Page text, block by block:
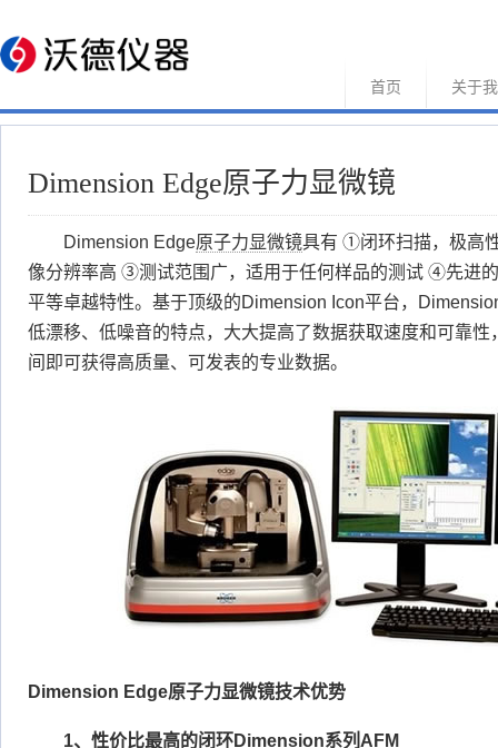
首页 关于
Dimension Edge原子力显微镜
Dimension Edge原子力显微镜具有 ①闭环扫描，极高
像分辨率高 ③测试范围广，适用于任何样品的测试 ④先进
平等卓越特性。基于顶级的Dimension Icon平台，
低漂移、低噪音的特点，大大提高了数据获取速度和可靠
间即可获得高质量、可发表的专业数据。
Dimension Edge原子力显微镜技术优势
1、性价比最高的闭环Dimension系列AFM